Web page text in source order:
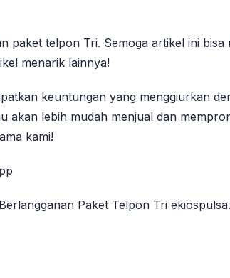
paket telpon Tri. Semoga artikel ini
menarik lainnya!
keuntungan yang menggiurkan
akan lebih mudah menjual dan
kami!
Paket Telpon Tri